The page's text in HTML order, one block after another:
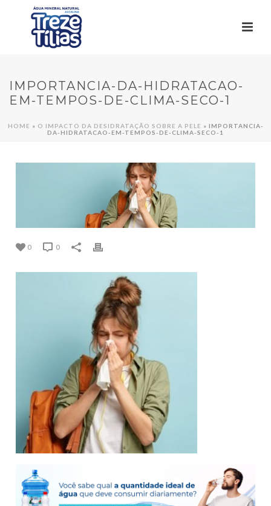
IMPORTANCIA-DA-HIDRATACAO-
EM-TEMPOS-DE-CLIMA-SECO-1
HOME » O IMPACTO DA DESIDRATAÇÃO SOBRE A PELE » IMPORTANCIA-
DA-HIDRATACAO-EM-TEMPOS-DE-CLIMA-SECO-1
0 0